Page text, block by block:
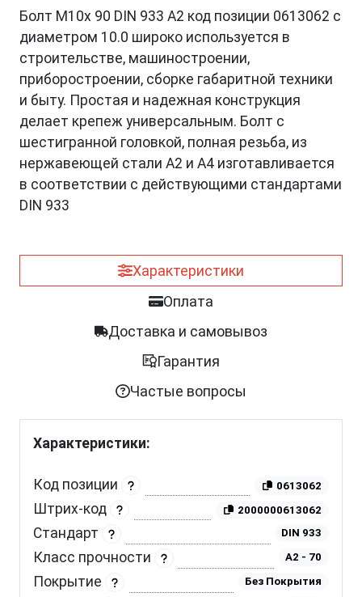
Болт М10х 90 DIN 933 A2 код позиции 0613062 с
диаметром 10.0 широко используется в
строительстве, машиностроении,
приборостроении, сборке габаритной техники
и быту. Простая и надежная конструкция
делает крепеж универсальным. Болт с
шестигранной головкой, полная резьба, из
нержавеющей стали A2 и A4 изготавливается
в соответствии с действующими стандартами
DIN 933
Характеристики
Оплата
Доставка и самовывоз
Гарантия
Частые вопросы
Характеристики:
Код позиции 0613062
Штрих-код 2000000613062
Стандарт DIN 933
Класс прочности A2 - 70
Покрытие Без Покрытия